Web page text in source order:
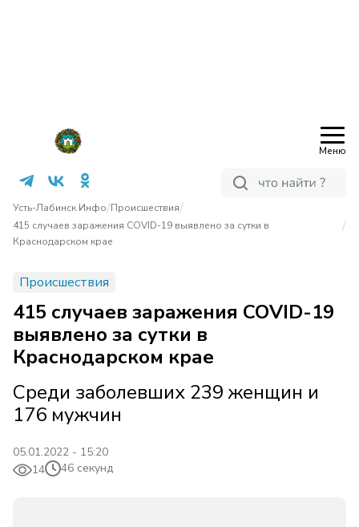
Меню
Усть-Лабинск Инфо/Происшествия/
415 случаев заражения COVID-19 выявлено за сутки в
Краснодарском крае
/
Происшествия
415 случаев заражения COVID-19
выявлено за сутки в
Краснодарском крае
Среди заболевших 239 женщин и
176 мужчин
05.01.2022 - 15:20
14
46 секунд